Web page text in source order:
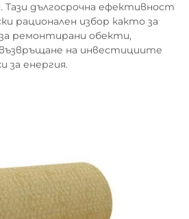
Тази дългосрочна ефективност
рационален избор както за
ремонтирани обекти,
възвръщане на инвестициите
за енергия.